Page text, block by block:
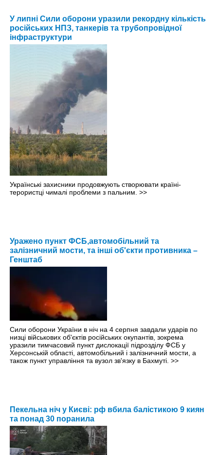
У липні Сили оборони уразили рекордну кількість
російських НПЗ, танкерів та трубопровідної
інфраструктури
Українські захисники продовжують створювати країні-
терористці чималі проблеми з пальним. >>
Уражено пункт ФСБ,автомобільний та
залізничний мости, та інші об'єкти противника –
Генштаб
Сили оборони України в ніч на 4 серпня завдали ударів по
низці військових об'єктів російських окупантів, зокрема
уразили тимчасовий пункт дислокації підрозділу ФСБ у
Херсонській області, автомобільний і залізничний мости, а
також пункт управління та вузол зв'язку в Бахмуті. >>
Пекельна ніч у Києві: рф вбила балістикою 9 киян
та понад 30 поранила